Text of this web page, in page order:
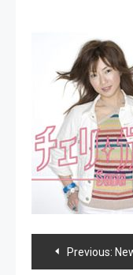
Previous: New single de